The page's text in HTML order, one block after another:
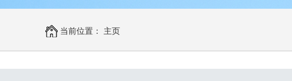
当前位置： 主页